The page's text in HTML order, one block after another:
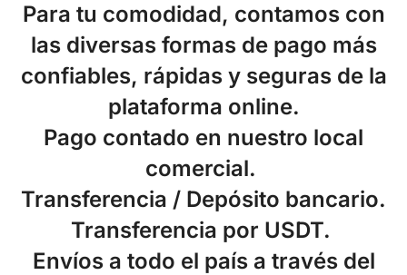
Para tu comodidad, contamos con
las diversas formas de pago más
confiables, rápidasy segurasde la
plataforma online.
Pago contado en nuestro local
comercial.
Transferencia / Depósito bancario.
Transferencia por USDT.
Envíos a todo el paísa través del